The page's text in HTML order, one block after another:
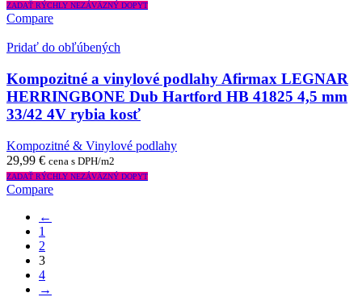
ZADAŤ RÝCHLY NEZÁVÄZNÝ DOPYT
Compare
Pridať do obľúbených
Kompozitné a vinylové podlahy Afirmax LEGNAR
HERRINGBONE Dub Hartford HB 41825 4,5 mm
33/42 4V rybia kosť
Kompozitné & Vinylové podlahy
29,99 € cena s DPH/m2
ZADAŤ RÝCHLY NEZÁVÄZNÝ DOPYT
Compare
←
1
2
3
4
→